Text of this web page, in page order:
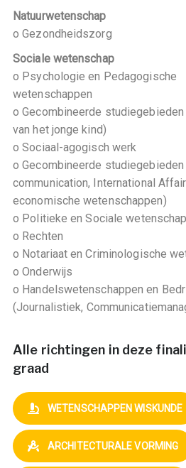
Natuurwetenschap
o Gezondheidszorg
Sociale wetenschap
o Psychologie en Pedagogische
wetenschappen
o Gecombineerde
van het jonge kind)
o Sociaal-agogisch werk
o Gecombineerde studiegebieden
communication, International
economische wetenschappen)
o Politieke en Sociale
o Rechten
o Notariaat en Criminologische
o Onderwijs
o Handelswetenschappen en
(Journalistiek,
Alle richtingen in deze
graad
WETENSCHAPPEN WISKUNDE
ARCHITECTURALE VORMING